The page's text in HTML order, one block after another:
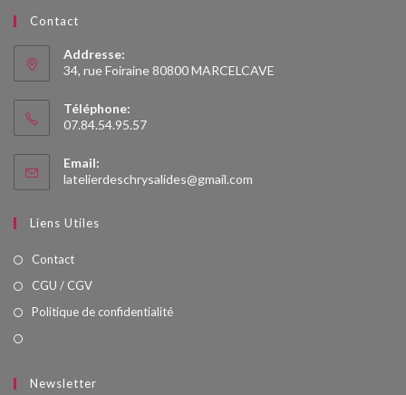
Contact
Addresse:
34, rue Foiraine 80800 MARCELCAVE
Téléphone:
07.84.54.95.57
Email:
latelierdeschrysalides@gmail.com
Liens Utiles
Contact
CGU / CGV
Politique de confidentialité
Newsletter